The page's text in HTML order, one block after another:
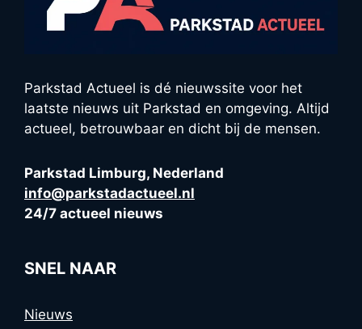
Parkstad Actueel is dé nieuwssite voor het
laatste nieuws uit Parkstad en omgeving. Altijd
actueel, betrouwbaar en dicht bij de mensen.
Parkstad Limburg, Nederland
info@parkstadactueel.nl
24/7 actueel nieuws
SNEL NAAR
Nieuws